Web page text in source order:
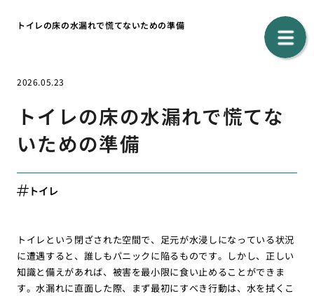
トイレの床の水漏れで慌てないための準備
2026.05.23
トイレの床の水漏れで慌てな
いための準備
トイレ
トイレという閉ざされた空間で、足元が水浸しになっている状況
に遭遇すると、誰しもパニックに陥るものです。しかし、正しい
知識と備えがあれば、被害を最小限に食い止めることができま
す。水漏れに直面した際、まず最初にすべき行動は、水を拭くこ